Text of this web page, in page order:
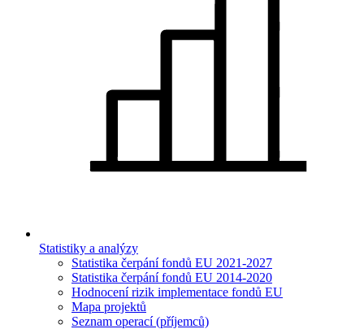
Statistiky a analýzy
Statistika čerpání fondů EU 2021-2027
Statistika čerpání fondů EU 2014-2020
Hodnocení rizik implementace fondů EU
Mapa projektů
Seznam operací (příjemců)